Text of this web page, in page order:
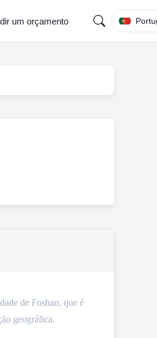
um orçamento
de Foshan, que é
geográfica.